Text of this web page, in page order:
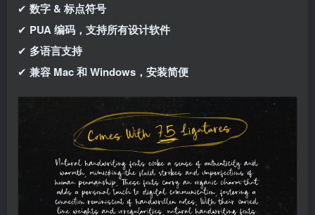
✔ 数字 & 标点符号
✔ PUA 编码，支持所有设计软件
✔ 多语言支持
✔ 兼容 Mac 和 Windows，安装简便